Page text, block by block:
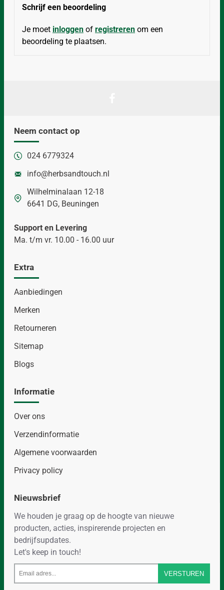
Schrijf een beoordeling
Je moet inloggen of registreren om een
beoordeling te plaatsen.
Neem contact op
024 6779324
info@herbsandtouch.nl
Wilhelminalaan 12-18
6641 DG, Beuningen
Support en Levering
Ma. t/m vr. 10.00 - 16.00 uur
Extra
Aanbiedingen
Merken
Retourneren
Sitemap
Blogs
Informatie
Over ons
Verzendinformatie
Algemene voorwaarden
Privacy policy
Nieuwsbrief
We houden je graag op de hoogte van nieuwe
producten, acties, inspirerende projecten en
bedrijfsupdates.
Let's keep in touch!
Email
adres...
VERSTUREN